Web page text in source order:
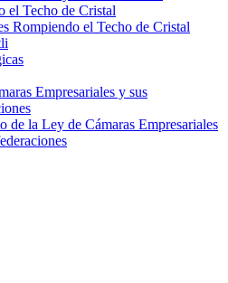
el Techo de Cristal
Rompiendo el Techo de Cristal
Empresariales y sus
de la Ley de Cámaras Empresariales